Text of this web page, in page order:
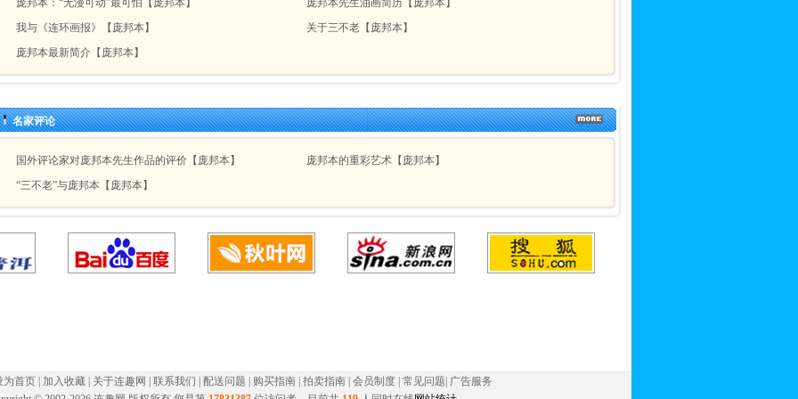
庞邦本：“无漫可动”最可怕【庞邦本】
庞邦本先生油画简历【庞邦本】
我与《连环画报》【庞邦本】
关于三不老【庞邦本】
庞邦本最新简介【庞邦本】
名家评论
国外评论家对庞邦本先生作品的评价【庞邦本】
庞邦本的重彩艺术【庞邦本】
“三不老”与庞邦本【庞邦本】
为首页 加入收藏 关于连趣网 联系我们 配送问题 购买指南 拍卖指南 会员制度 常见问题 广告服务